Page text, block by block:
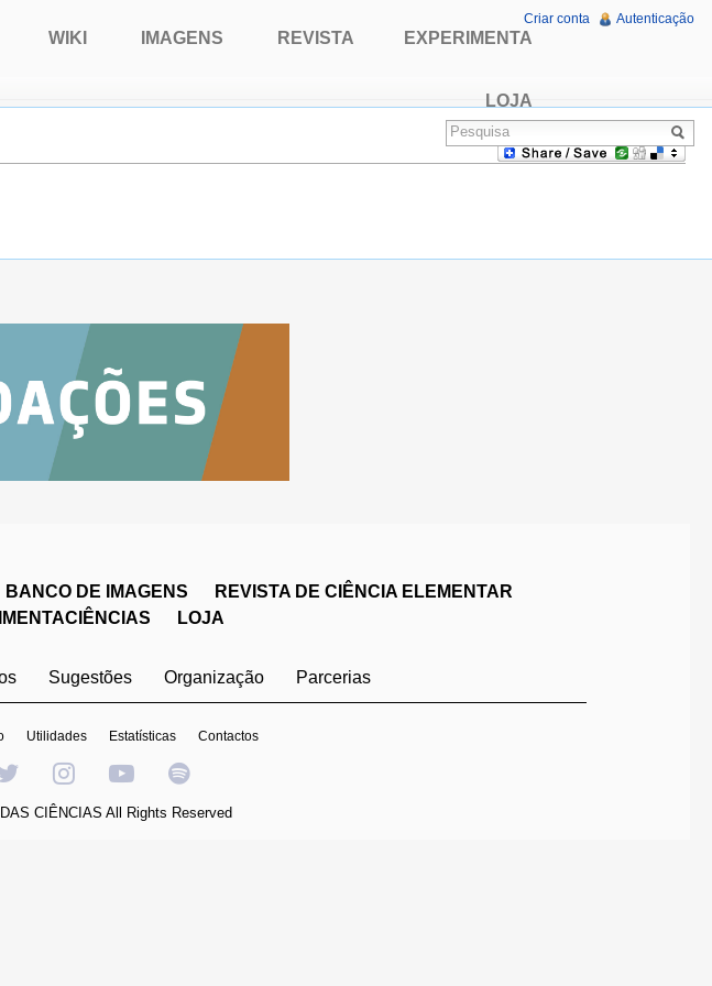
WIKI IMAGENS REVISTA EXPERIMENTA
LOJA
Criar conta Autenticação
BANCO DE IMAGENS
REVISTA DE CIÊNCIA ELEMENTAR
LOJA
Sugestões Organização Parcerias
Utilidades Estatísticas Contactos
CIÊNCIAS All Rights Reserved